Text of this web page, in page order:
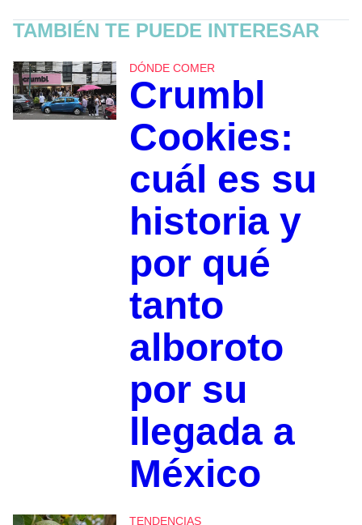
TAMBIÉN TE PUEDE INTERESAR
DÓNDE COMER
Crumbl
Cookies:
cuál es su
historia y
por qué
tanto
alboroto
por su
llegada a
México
TENDENCIAS